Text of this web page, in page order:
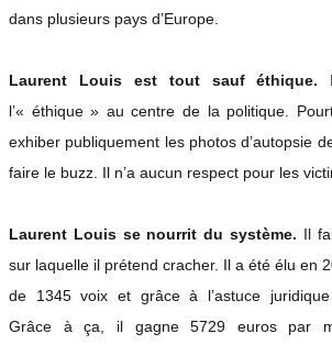
dans plusieurs pays d’Europe.
Laurent Louis est tout sauf éthique.
l’« éthique » au centre de la politique.
exhiber publiquement les photos d’autopsie
faire le buzz. Il n’a aucun respect pour les
Laurent Louis se nourrit du système. Il
sur laquelle il prétend cracher. Il a été élu en
de 1345 voix et grâce à l’astuce juridique
Grâce à ça, il gagne 5729 euros par